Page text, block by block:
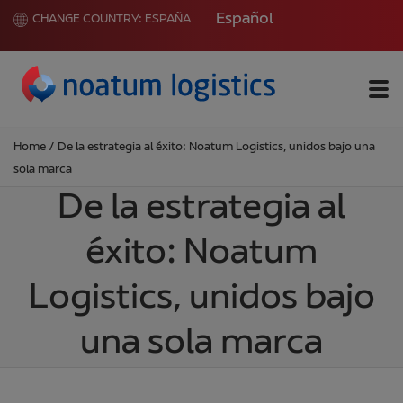
CHANGE COUNTRY: ESPAÑA Español
Home / De la estrategia al éxito: Noatum Logistics, unidos bajo una
sola marca
De la estrategia al
éxito: Noatum
Logistics, unidos bajo
una sola marca